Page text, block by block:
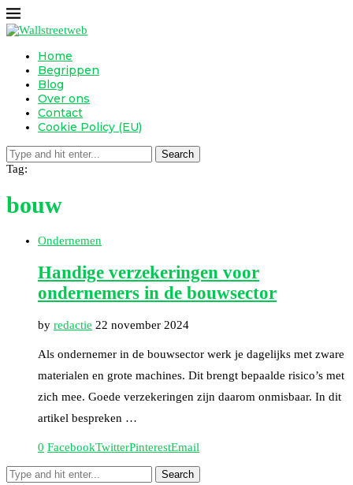
Home
Begrippen
Blog
Over ons
Contact
Cookie Policy (EU)
Search
Tag:
bouw
Ondernemen
Handige verzekeringen voor
ondernemers in de bouwsector
by redactie 22 november 2024
Als ondernemer in de bouwsector werk je dagelijks met zware
materialen en grote machines. Dit brengt bepaalde risico’s met
zich mee. Goede verzekeringen zijn daarom onmisbaar. In dit
artikel bespreken …
0 FacebookTwitterPinterestEmail